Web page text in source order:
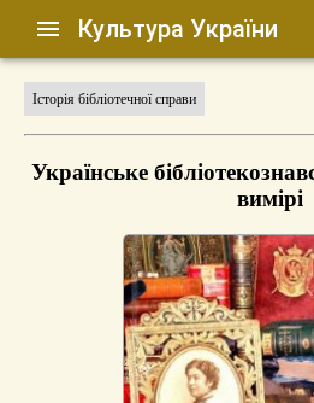
Культура України
Історія бібліотечної справи
Українське
вимірі